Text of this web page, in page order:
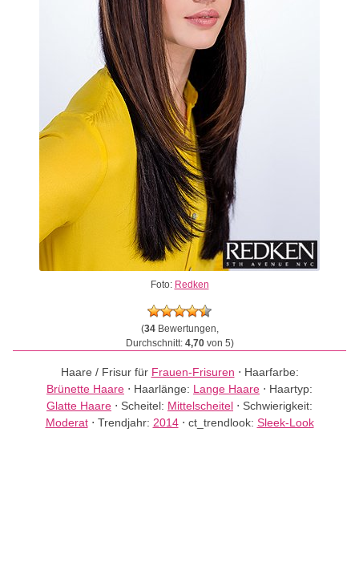
Foto: Redken
(34Bewertungen,
Durchschnitt: 4,70von 5)
Haare / Frisur für Frauen-Frisuren ⋅ Haarfarbe:
Brünette Haare ⋅ Haarlänge: Lange Haare ⋅ Haartyp:
Glatte Haare ⋅ Scheitel: Mittelscheitel ⋅ Schwierigkeit:
Moderat⋅ Trendjahr: 2014⋅ ct_trendlook: Sleek-Look